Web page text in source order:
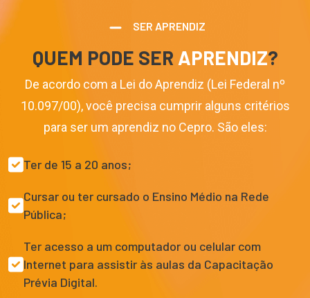
SER APRENDIZ
QUEM PODE SER APRENDIZ?
De acordo com a Lei do Aprendiz (Lei Federal nº
10.097/00), você precisa cumprir alguns critérios
para ser um aprendiz no Cepro. São eles:
Ter de 15 a 20 anos;
Cursar ou ter cursado o Ensino Médio na Rede
Pública;
Ter acesso a um computador ou celular com
Internet para assistir às aulas da Capacitação
Prévia Digital.